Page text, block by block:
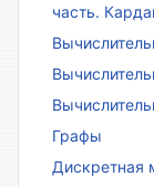
часть.
Графы
Дискретная